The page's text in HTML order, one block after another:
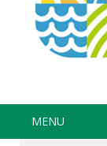
MENU